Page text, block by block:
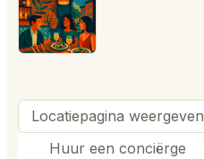
⭐
Locatiepagina weergeven
Huur een conciërge